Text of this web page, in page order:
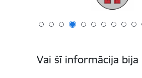
Vai šī informācija bija